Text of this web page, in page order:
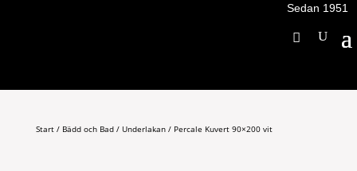
Sedan 1951
Start/ Bädd och Bad/ Underlakan/ Percale Kuvert 90×200 vit